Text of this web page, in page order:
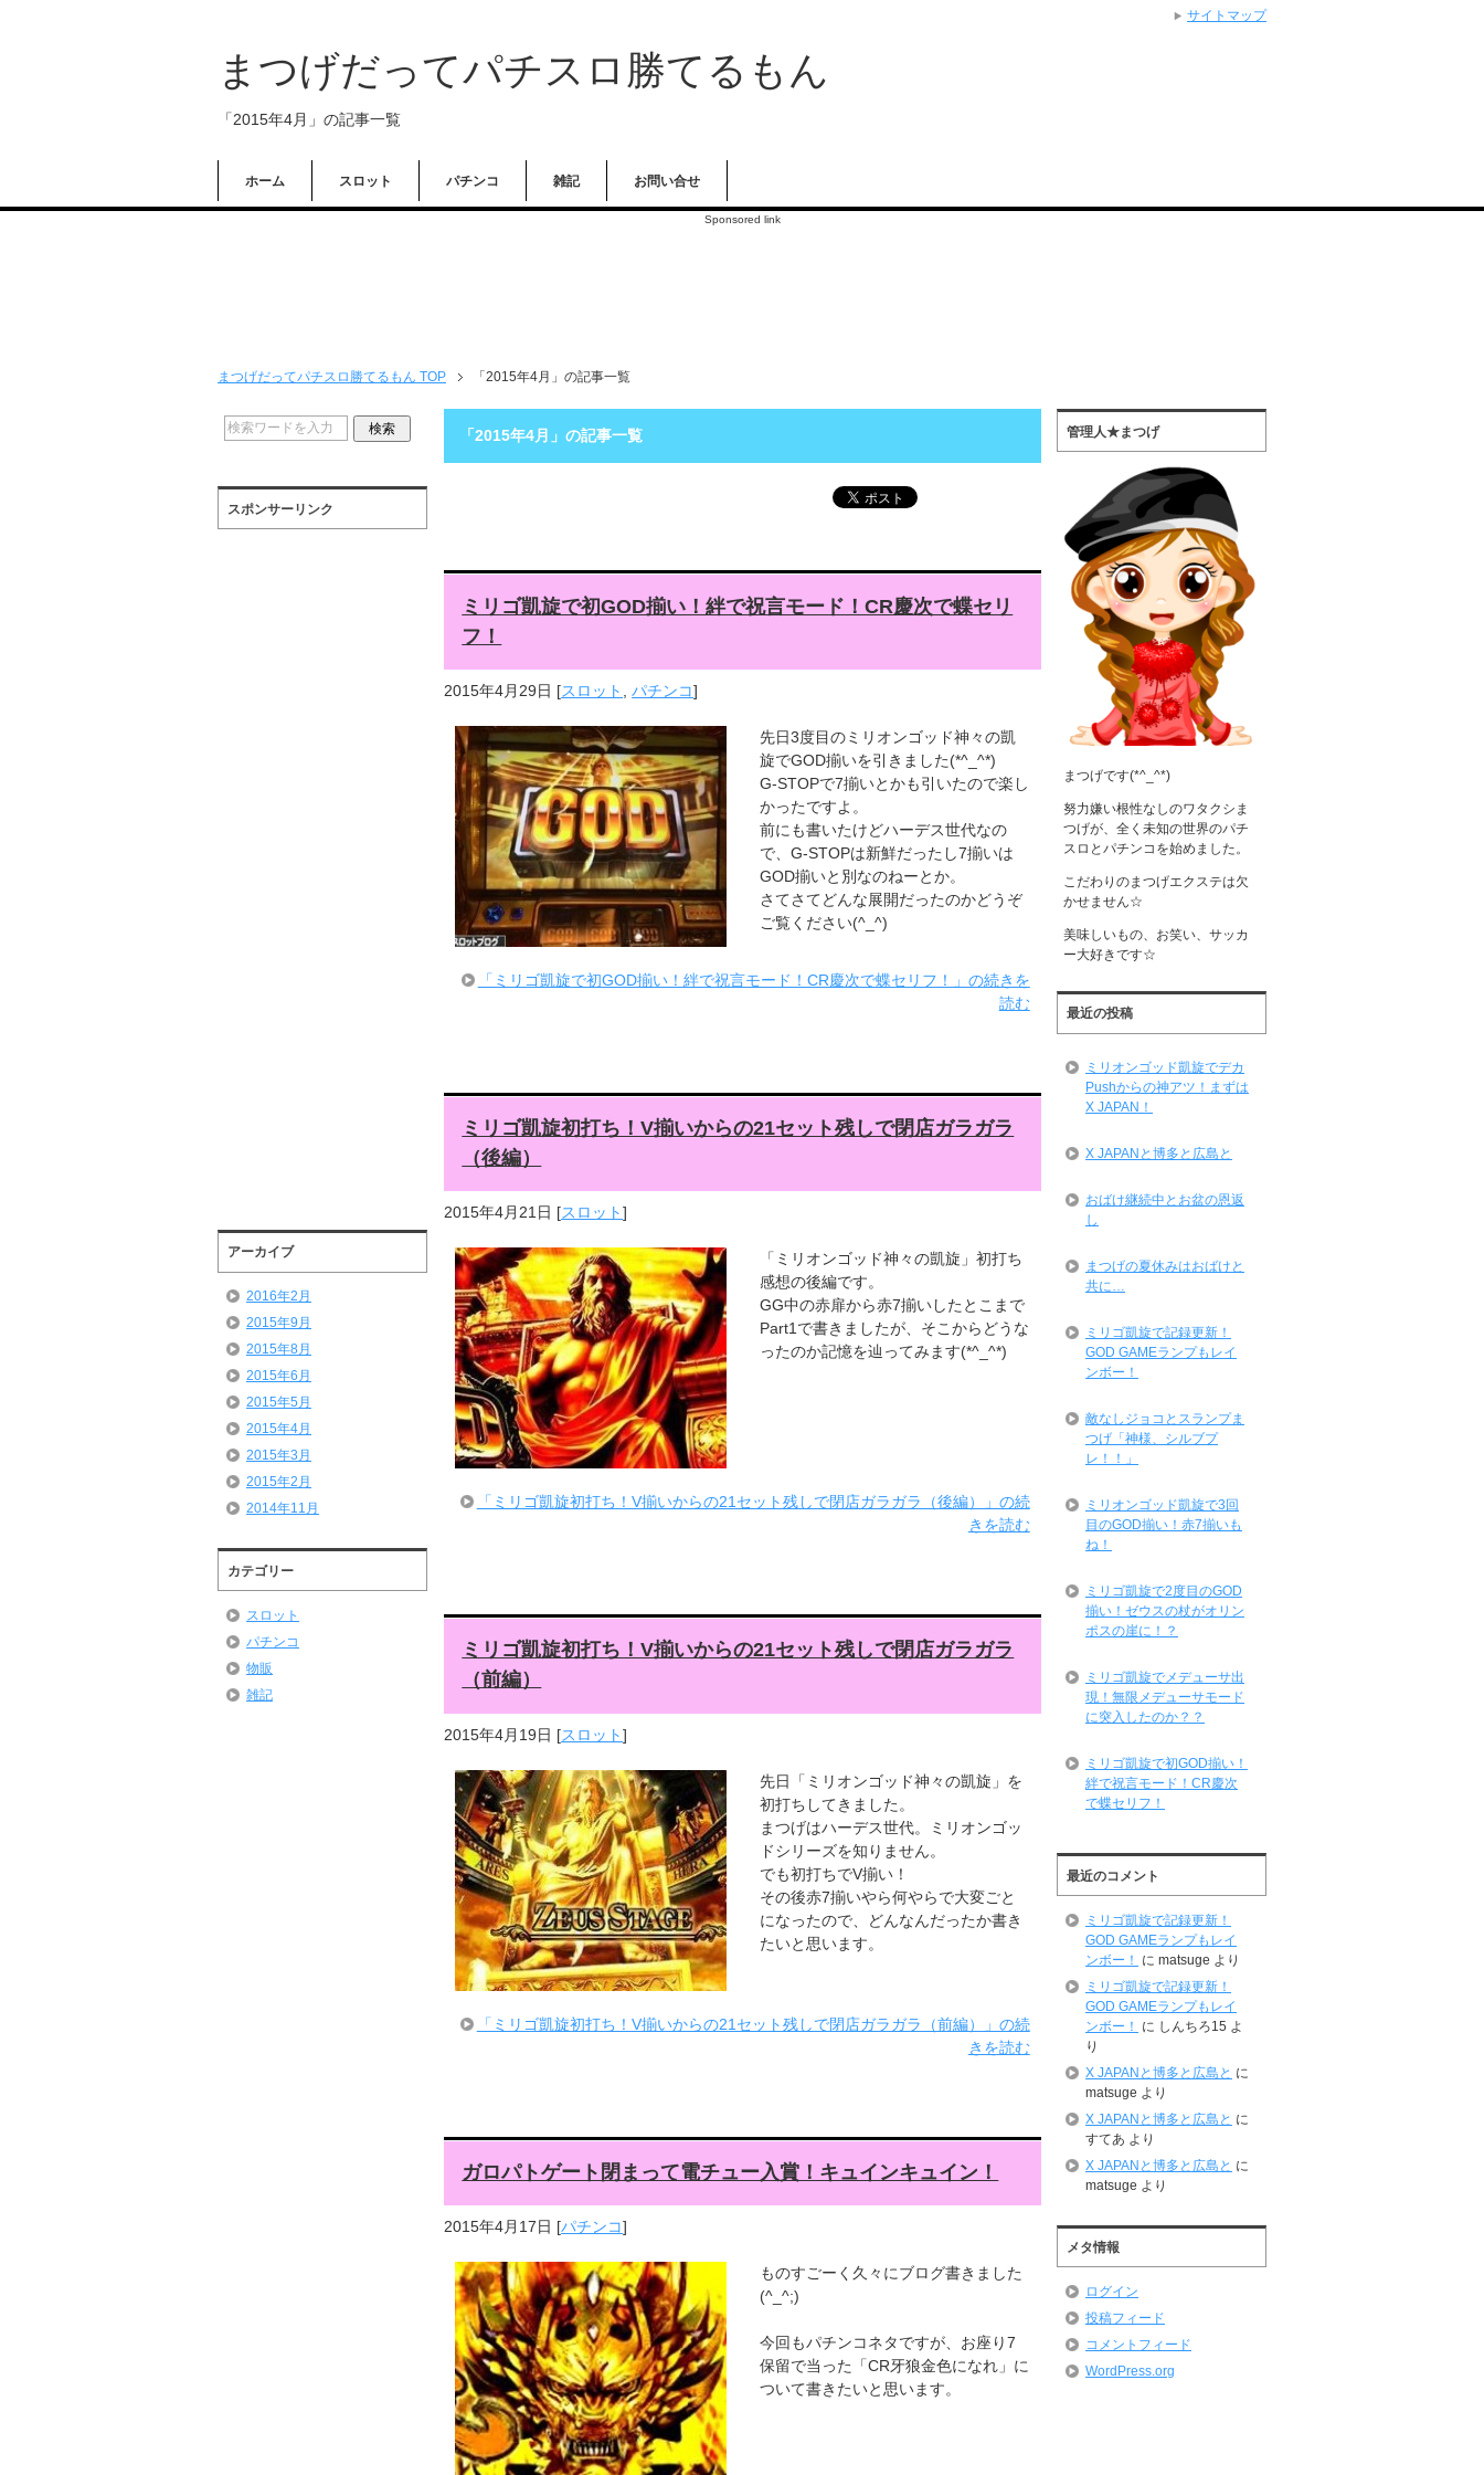
まつげだってパチスロ勝てるもん
「2015年4月」の記事一覧
ホーム スロット パチンコ 雑記 お問い合せ
Sponsored link
まつげだってパチスロ勝てるもん TOP 「2015年4月」の記事一覧
「2015年4月」の記事一覧
ミリゴ凱旋で初GOD揃い！絆で祝言モード！CR慶次で蝶セリ
フ！
2015年4月29日 [スロット ,パチンコ]
先日3度目のミリオンゴッド神々の凱
旋でGOD揃いを引きました(*^_^*)
G-STOPで7揃いとかも引いたので楽し
かったですよ。
前にも書いたけどハーデス世代なの
で、G-STOPは新鮮だったし7揃いは
GOD揃いと別なのねーとか。
さてさてどんな展開だったのかどうぞ
ご覧ください(^_^)
「ミリゴ凱旋で初GOD揃い！絆で祝言モード！CR慶次で蝶セリフ！」の続きを
読む
ミリゴ凱旋初打ち！V揃いからの21セット残しで閉店ガラガラ
（後編）
2015年4月21日 [スロット]
「ミリオンゴッド神々の凱旋」初打ち
感想の後編です。
GG中の赤扉から赤7揃いしたとこまで
Part1で書きましたが、そこからどうな
ったのか記憶を辿ってみます(*^_^*)
「ミリゴ凱旋初打ち！V揃いからの21セット残しで閉店ガラガラ（後編）」の続
きを読む
ミリゴ凱旋初打ち！V揃いからの21セット残しで閉店ガラガラ
（前編）
2015年4月19日 [スロット]
先日「ミリオンゴッド神々の凱旋」を
初打ちしてきました。
まつげはハーデス世代。ミリオンゴッ
ドシリーズを知りません。
でも初打ちでV揃い！
その後赤7揃いやら何やらで大変ごと
になったので、どんなんだったか書き
たいと思います。
「ミリゴ凱旋初打ち！V揃いからの21セット残しで閉店ガラガラ（前編）」の続
きを読む
ガロパトゲート閉まって電チュー入賞！キュインキュイン！
2015年4月17日 [パチンコ]
ものすごーく久々にブログ書きました
(^_^;)
今回もパチンコネタですが、お座り7
保留で当った「CR牙狼金色になれ」に
ついて書きたいと思います。
スポンサーリンク
アーカイブ
2016年2月
2015年9月
2015年8月
2015年6月
2015年5月
2015年4月
2015年3月
2015年2月
2014年11月
カテゴリー
スロット
パチンコ
物販
雑記
管理人★まつげ
まつげです(*^_^*)
努力嫌い根性なしのワタクシま
つげが、全く未知の世界のパチ
スロとパチンコを始めました。
こだわりのまつげエクステは欠
かせません☆
美味しいもの、お笑い、サッカ
ー大好きです☆
最近の投稿
ミリオンゴッド凱旋でデカ
Pushからの神アツ！まずは
X JAPAN！
X JAPANと博多と広島と
おばけ継続中とお盆の恩返
し
まつげの夏休みはおばけと
共に…
ミリゴ凱旋で記録更新！
GOD GAMEランプもレイ
ンボー！
敵なしジョコとスランプま
つげ「神様、シルブプ
レ！！」
ミリオンゴッド凱旋で3回
目のGOD揃い！赤7揃いも
ね！
ミリゴ凱旋で2度目のGOD
揃い！ゼウスの杖がオリン
ポスの崖に！？
ミリゴ凱旋でメデューサ出
現！無限メデューサモード
に突入したのか？？
ミリゴ凱旋で初GOD揃い！
絆で祝言モード！CR慶次
で蝶セリフ！
最近のコメント
ミリゴ凱旋で記録更新！
GOD GAMEランプもレイ
ンボー！
に matsuge より
ミリゴ凱旋で記録更新！
GOD GAMEランプもレイ
ンボー！
に しんちろ15 よ
り
X JAPANと博多と広島と に
matsuge より
X JAPANと博多と広島と に
すてあ より
X JAPANと博多と広島と に
matsuge より
メタ情報
ログイン
投稿フィード
コメントフィード
WordPress.org
サイトマップ